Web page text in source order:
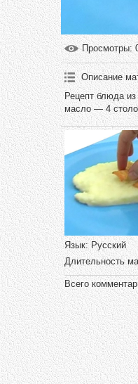
Просмотры:
Описание
Рецепт блюда
масло — 4
Язык: Русский
Длительность
Всего